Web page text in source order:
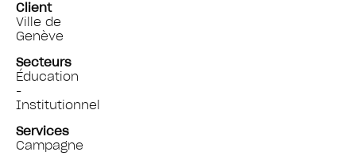
Client
Ville de
Genève
Secteurs
Éducation
-
Institutionnel
Services
Campagne